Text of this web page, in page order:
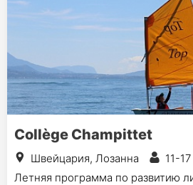
Collège Champittet
Швейцария, Лозанна
11-
Летняя программа по развитию